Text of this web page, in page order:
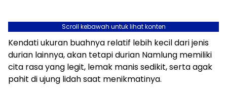
Scroll kebawah untuk lihat konten
Kendati ukuran buahnya relatif lebih kecil dari jenis
durian lainnya, akan tetapi durian Namlung memiliki
cita rasa yang legit, lemak manis sedikit, serta agak
pahit di ujung lidah saat menikmatinya.